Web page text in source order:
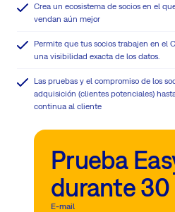
Crea un ecosistema de socios en el
vendan aún mejor
Permite que tus socios trabajen en el
una visibilidad exacta de los datos.
Las pruebas y el compromiso de los
adquisición (clientes potenciales)
continua al cliente
Prueba
durante 30
E-mail